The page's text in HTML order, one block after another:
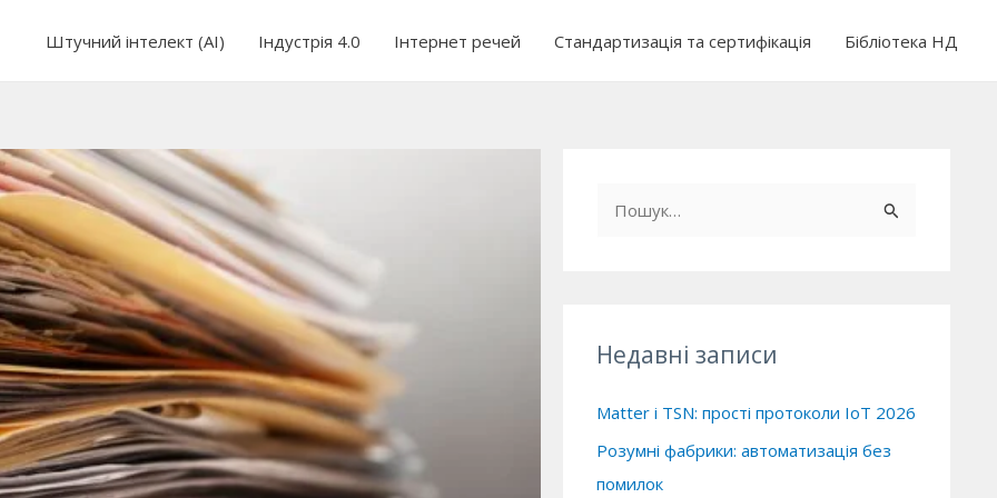
Штучний інтелект (AI) Індустрія 4.0 Інтернет речей Стандартизація та сертифікація Бібліотека НД
иНедавні записи
Matter і TSN: прості протоколи IoT 2026
Розумні фабрики: автоматизація без
помилок